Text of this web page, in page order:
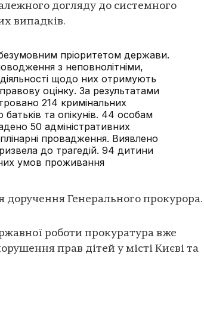
догляду до системного
випадків.
пріоритетом держави.
з неповнолітніми,
щодо них отримують
оцінку. За результатами
214 кримінальних
та опікунів. 44 особам
50 адміністративних
провадження. Виявлено
до трагедій. 94 дитини
умов проживання
доручення Генерального прокурора.
роботи прокуратура вже
прав дітей у місті Києві та